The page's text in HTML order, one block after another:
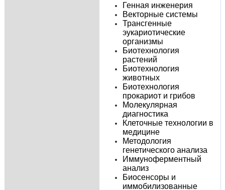
Генная инженерия
Векторные системы
Трансгенные
эукариотические
организмы
Биотехнология
растений
Биотехнология
животных
Биотехнология
прокариот и грибов
Молекулярная
диагностика
Клеточные технологии в
медицине
Методология
генетического анализа
Иммуноферментный
анализ
Биосенсоры и
иммобилизованные